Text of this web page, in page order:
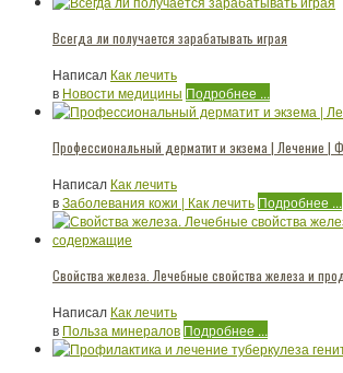
Всегда ли получается зарабатывать играя
Написал Как лечить
в Новости медицины Подробнее ...
Профессиональный дерматит и экзема | Лечение |
Написал Как лечить
вЗаболевания кожи | Как лечить Подробнее ...
Свойства железа. Лечебные свойства железа и
Написал Как лечить
в Польза минералов Подробнее ...